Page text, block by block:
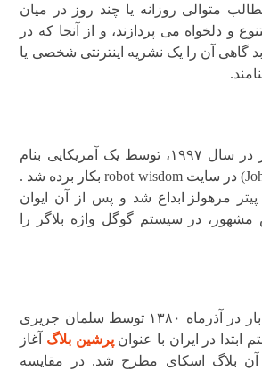
متوالی روزانه یا چند روز در میان
و دلخواه می پردازند، و
از آنجا که در
گاهی آن را یک نشریه اینترنتی شخصی یا
آمریکایی بنام
) در سایت robot wisdom بکار برده شد .
مرهولز ابداع شد و پس از آن
ایوان
مشهور، در سیستم گوگل واژه بلاگر
را
وبلاگ فارسی اولین بار در آذرماه ۱۳۸۰ توسط سلمان جریری
ابتدا در ایران با عنوان پرشین بلاگ آغاز
آن بلاگ اسکای مطرح شد.در مقایسه